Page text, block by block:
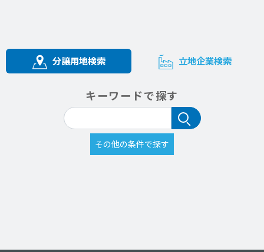
分譲用地検索 立地企業検索
キーワードで探す